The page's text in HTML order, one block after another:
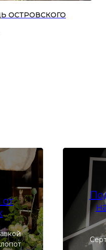
ОСТРОВСКОГО